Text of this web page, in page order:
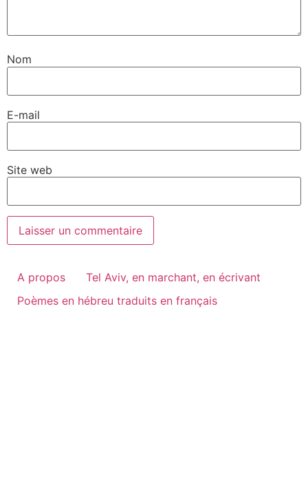
Nom
E-mail
Site web
A propos
Tel Aviv, en marchant, en écrivant
Poèmes en hébreu traduits en français